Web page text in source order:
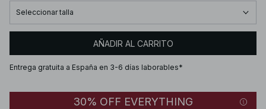
Seleccionar talla
AÑADIR AL CARRITO
Entrega gratuita a España en 3-6 días laborables*
30% OFF EVERYTHING